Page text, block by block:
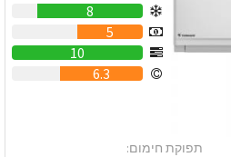
8
5
10
6.3
תפוקת חימום: